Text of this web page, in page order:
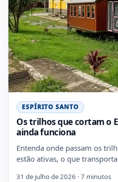
ESPÍRITO SANTO
Os trilhos que cortam o
ainda funciona
Entenda onde passam os
estão ativas, o que
31 de julho de 2026 · 7 minutos